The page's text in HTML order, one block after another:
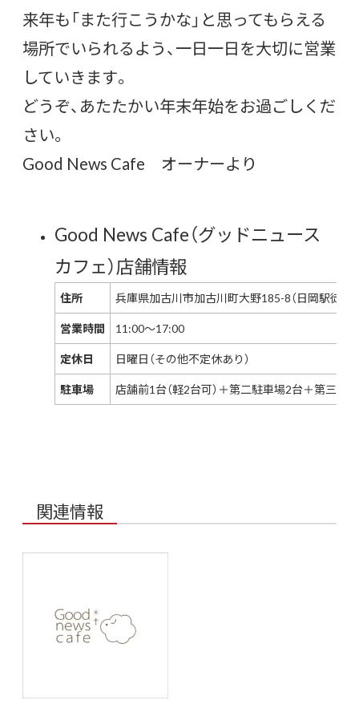
来年も「また行こうかな」と思ってもらえる
場所でいられるよう、一日一日を大切に営業
していきます。
どうぞ、あたたかい年末年始をお過ごしくだ
さい。
Good News Cafe オーナーより
Good News Cafe（グッドニュース
カフェ）店舗情報
住所
兵庫県加古川市加古川町大野185-8（日岡駅徒歩2
営業時間
11:00〜17:00
定休日
日曜日（その他不定休あり）
駐車場
店舗前1台（軽2台可）＋第二駐車場2台＋第三駐
関連情報